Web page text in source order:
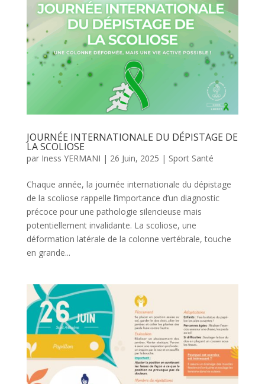
JOURNÉE INTERNATIONALE DU DÉPISTAGE DE
LA SCOLIOSE
par Iness YERMANI | 26 Juin, 2025 | Sport Santé
Chaque année, la journée internationale du dépistage
de la scoliose rappelle l’importance d’un diagnostic
précoce pour une pathologie silencieuse mais
potentiellement invalidante. La scoliose, une
déformation latérale de la colonne vertébrale, touche
en grande...